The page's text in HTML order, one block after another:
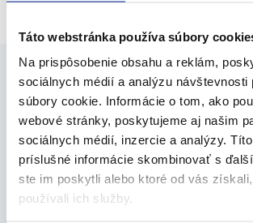
Táto webstránka používa súbory
Na prispôsobenie obsahu a reklám,
sociálnych médií a analýzu návštevnosti
súbory cookie. Informácie o tom, ako
webové stránky, poskytujeme aj našim
sociálnych médií, inzercie a analýzy.
príslušné informácie skombinovať s
ste im poskytli alebo ktoré od vás
používali ich služby.
NA 4 MESIACE